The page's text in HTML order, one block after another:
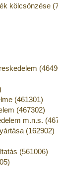
kölcsönzése
(461301)
(467302)
m.n.s.
(162902)
(561006)